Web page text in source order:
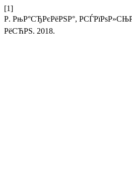
[1]
Р. РњР°СЂРєРёРЅР°,
РёСЋРЅ. 2018.